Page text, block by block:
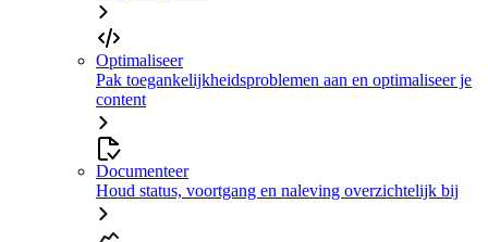
Optimaliseer
Pak toegankelijkheidsproblemen aan en optimaliseer je
content
Documenteer
Houd status, voortgang en naleving overzichtelijk bij